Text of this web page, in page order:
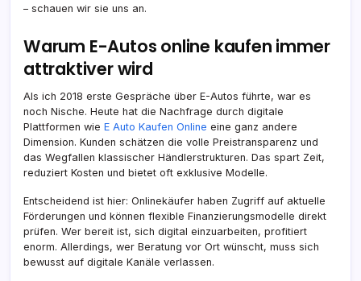
– schauen wir sie uns an.
Warum E-Autos online kaufen immer
attraktiver wird
Als ich 2018 erste Gespräche über E-Autos führte, war es
noch Nische. Heute hat die Nachfrage durch digitale
Plattformen wie E Auto Kaufen Online eine ganz andere
Dimension. Kunden schätzen die volle Preistransparenz und
das Wegfallen klassischer Händlerstrukturen. Das spart Zeit,
reduziert Kosten und bietet oft exklusive Modelle.
Entscheidend ist hier: Onlinekäufer haben Zugriff auf aktuelle
Förderungen und können flexible Finanzierungsmodelle direkt
prüfen. Wer bereit ist, sich digital einzuarbeiten, profitiert
enorm. Allerdings, wer Beratung vor Ort wünscht, muss sich
bewusst auf digitale Kanäle verlassen.